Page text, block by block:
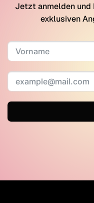
Jetzt anmelden und
exklusiven